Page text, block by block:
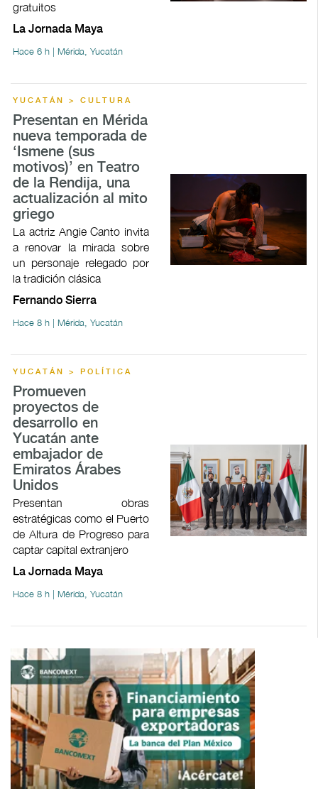
gratuitos
La Jornada Maya
Hace 6 h | Mérida, Yucatán
YUCATÁN > CULTURA
Presentan en Mérida
nueva temporada de
‘Ismene (sus
motivos)’ en Teatro
de la Rendija, una
actualización al mito
griego
La actriz Angie Canto invita
a renovar la mirada sobre
un personaje relegado por
la tradición clásica
Fernando Sierra
Hace 8 h | Mérida, Yucatán
YUCATÁN > POLÍTICA
Promueven
proyectos de
desarrollo en
Yucatán ante
embajador de
Emiratos Árabes
Unidos
Presentan obras
estratégicas como el Puerto
de Altura de Progreso para
captar capital extranjero
La Jornada Maya
Hace 8 h | Mérida, Yucatán